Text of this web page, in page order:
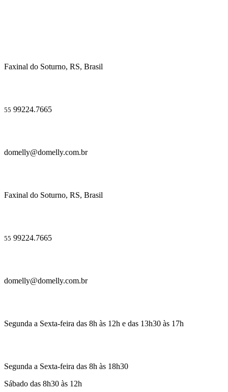
Faxinal do Soturno, RS, Brasil
55 99224.7665
domelly@domelly.com.br
Faxinal do Soturno, RS, Brasil
55 99224.7665
domelly@domelly.com.br
Segunda a Sexta-feira das 8h às 12h e das 13h30 às 17h
Segunda a Sexta-feira das 8h às 18h30
Sábado das 8h30 às 12h